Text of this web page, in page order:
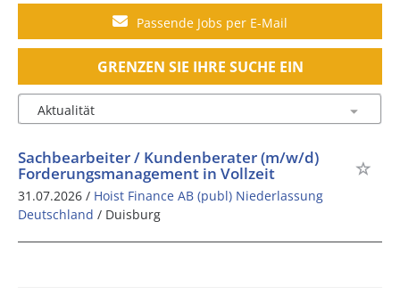
Passende Jobs per E-Mail
GRENZEN SIE IHRE SUCHE EIN
Sachbearbeiter / Kundenberater (m/w/d)
Forderungsmanagement in Vollzeit
31.07.2026 / Hoist Finance AB (publ) Niederlassung
Deutschland / Duisburg